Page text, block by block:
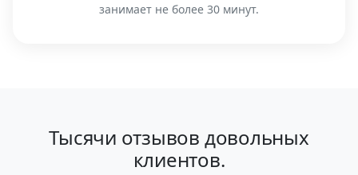
занимает не более 30 минут.
Тысячи отзывов довольных
клиентов.